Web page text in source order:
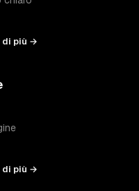
di più →
di più →